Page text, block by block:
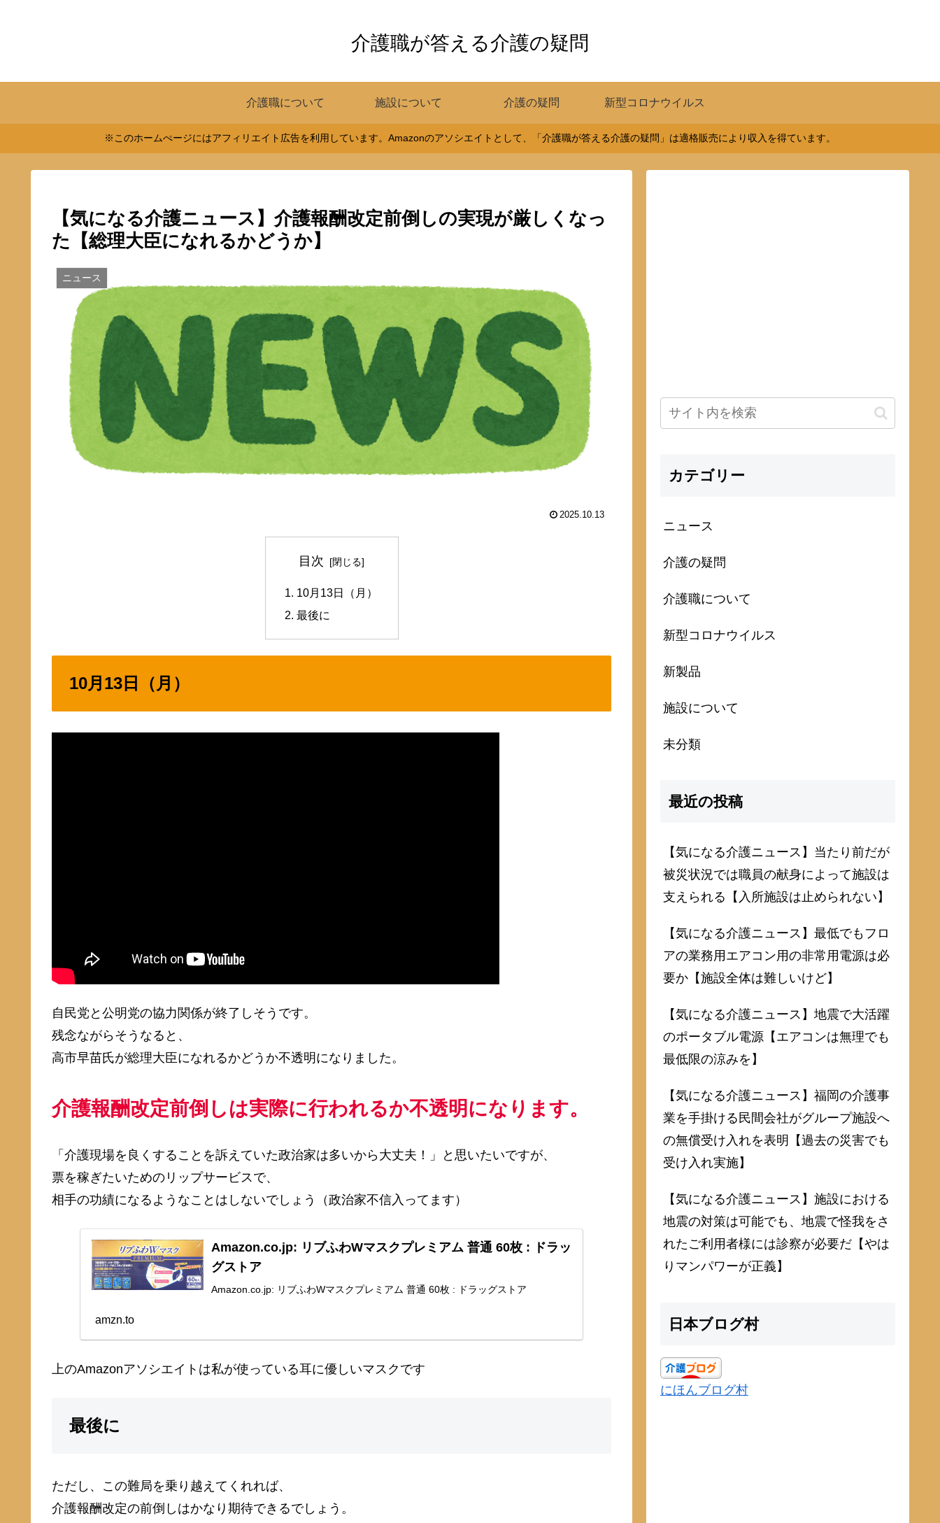
介護職が答える介護の疑問
介護職について 施設について 介護の疑問 新型コロナウイルス
※このホームぺージにはアフィリエイト広告を利用しています。Amazonのアソシエイトとして、「介護職が答える介護の疑問」は適格販売により収入を得ています。
【気になる介護ニュース】介護報酬改定前倒しの実現が厳しくなっ
た【総理大臣になれるかどうか】
ニュース
2025.10.13
目次
10月13日（月）
最後に
10月13日（月）
自民党と公明党の協力関係が終了しそうです。
残念ながらそうなると、
高市早苗氏が総理大臣になれるかどうか不透明になりました。
介護報酬改定前倒しは実際に行われるか不透明になります。
「介護現場を良くすることを訴えていた政治家は多いから大丈夫！」と思いたいですが、
票を稼ぎたいためのリップサービスで、
相手の功績になるようなことはしないでしょう（政治家不信入ってます）
Amazon.co.jp: リブふわWマスクプレミアム 普通 60枚 : ドラッ
グストア
Amazon.co.jp: リブふわWマスクプレミアム 普通 60枚 : ドラッグストア
amzn.to
上のAmazonアソシエイトは私が使っている耳に優しいマスクです
最後に
ただし、この難局を乗り越えてくれれば、
介護報酬改定の前倒しはかなり期待できるでしょう。
カテゴリー
ニュース
介護の疑問
介護職について
新型コロナウイルス
新製品
施設について
未分類
最近の投稿
【気になる介護ニュース】当たり前だが
被災状況では職員の献身によって施設は
支えられる【入所施設は止められない】
【気になる介護ニュース】最低でもフロ
アの業務用エアコン用の非常用電源は必
要か【施設全体は難しいけど】
【気になる介護ニュース】地震で大活躍
のポータブル電源【エアコンは無理でも
最低限の涼みを】
【気になる介護ニュース】福岡の介護事
業を手掛ける民間会社がグループ施設へ
の無償受け入れを表明【過去の災害でも
受け入れ実施】
【気になる介護ニュース】施設における
地震の対策は可能でも、地震で怪我をさ
れたご利用者様には診察が必要だ【やは
りマンパワーが正義】
日本ブログ村
にほんブログ村